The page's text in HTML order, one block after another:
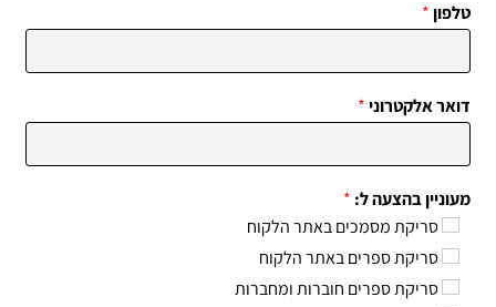
טלפון*
דואר אלקטרוני*
מעוניין בהצעה ל: *
סריקת מסמכים באתר הלקוח
סריקת ספרים באתר הלקוח
סריקת ספרים חוברות ומחברות